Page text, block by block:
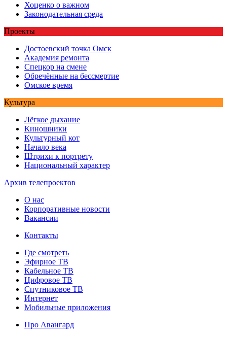
Хоценко о важном
Законодательная среда
Проекты
Достоевский точка Омск
Академия ремонта
Спецкор на смене
Обречённые на бессмертие
Омское время
Культура
Лёгкое дыхание
Киношники
Культурный кот
Начало века
Штрихи к портрету
Национальный характер
Архив телепроектов
О нас
Корпоративные новости
Вакансии
Контакты
Где смотреть
Эфирное ТВ
Кабельное ТВ
Цифровое ТВ
Спутниковое ТВ
Интернет
Мобильные приложения
Про Авангард